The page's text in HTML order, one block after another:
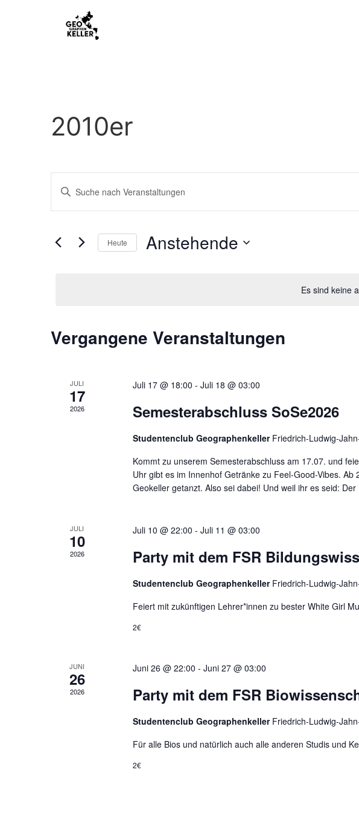
2010er
Es sind keine
Veranstaltungen
Suche
Ansichten,
Bitte
Schlüsselwort
Suche
Veranstaltungen
Schlüsselwort.Heute Anstehende
Vergangene Veranstaltungen
JULI
17
2026
Juli 17 @ 18:00 - Juli 18 @ 03:00
Semesterabschluss SoSe2026
Studentenclub Geographenkeller Friedrich-Ludwig-
Kommt zu unserem Semesterabschluss am 17.07. und
Uhr gibt es im Innenhof Getränke zu Feel-Good-Vibes. Ab
Geokeller getanzt. Also sei dabei! Und weil ihr es seid:
JULI
10
2026
Juli 10 @ 22:00 - Juli 11 @ 03:00
Party mit dem FSR
Studentenclub Geographenkeller Friedrich-Ludwig-
Feiert mit zukünftigen Lehrer*innen zu bester White Girl
2€
JUNI
26
2026
Juni 26 @ 22:00 - Juni 27 @ 03:00
Party mit dem FSR
Studentenclub Geographenkeller Friedrich-Ludwig-
Für alle Bios und natürlich auch alle anderen Studis und
2€